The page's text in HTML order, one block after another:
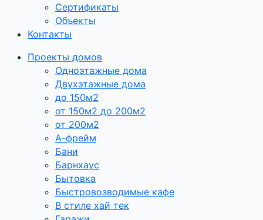
Сертификаты
Объекты
Контакты
Проекты домов
Одноэтажные дома
Двухэтажные дома
до 150м2
от 150м2 до 200м2
от 200м2
А-фрейм
Бани
Барнхаус
Бытовка
Быстровозводимые кафе
В стиле хай тек